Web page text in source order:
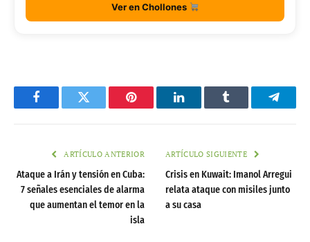
Ver en Chollones
FacebookTwitter Pinterest LinkedInTumblr
ARTÍCULO ANTERIOR
Ataque a Irán y tensión en Cuba:
7 señales esenciales de alarma
que aumentan el temor en la
isla
ARTÍCULO SIGUIENTE
Crisis en Kuwait: Imanol Arregui
relata ataque con misiles junto
a su casa